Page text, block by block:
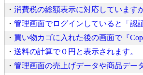
・ 消費税の総額表示に対応しています
・ 管理画面でログインしていると「認
・ 買い物カゴに入れた後の画面で『
・ 送料の計算で０円と表示されます。
・ 管理画面の売上げデータや商品デー